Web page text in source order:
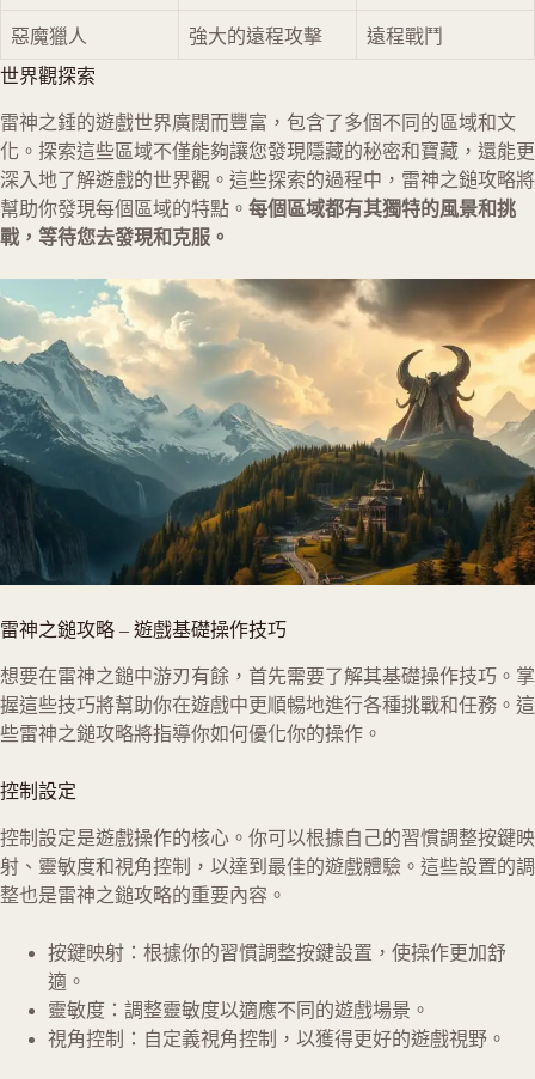
惡魔獵人 強大的遠程攻擊
遠程戰鬥
世界觀探索
雷神之錘的遊戲世界廣闊而豐富，包含了多個不同的區域和文
化。探索這些區域不僅能夠讓您發現隱藏的秘密和寶藏，還能更
深入地了解遊戲的世界觀。這些探索的過程中，雷神之鎚攻略將
幫助你發現每個區域的特點。 每個區域都有其獨特的風景和挑
戰，等待您去發現和克服。
雷神之鎚攻略 – 遊戲基礎操作技巧
想要在雷神之鎚中游刃有餘，首先需要了解其基礎操作技巧。掌
握這些技巧將幫助你在遊戲中更順暢地進行各種挑戰和任務。這
些雷神之鎚攻略將指導你如何優化你的操作。
控制設定
控制設定是遊戲操作的核心。你可以根據自己的習慣調整按鍵映
射、靈敏度和視角控制，以達到最佳的遊戲體驗。這些設置的調
整也是雷神之鎚攻略的重要內容。
按鍵映射：根據你的習慣調整按鍵設置，使操作更加舒
適。
靈敏度：調整靈敏度以適應不同的遊戲場景。
視角控制：自定義視角控制，以獲得更好的遊戲視野。